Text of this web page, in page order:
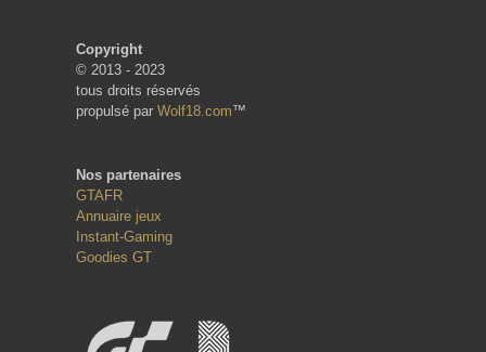
Copyright
© 2013 - 2023
tous droits réservés
propulsé par Wolf18.com™
Nos partenaires
GTAFR
Annuaire jeux
Instant-Gaming
Goodies GT